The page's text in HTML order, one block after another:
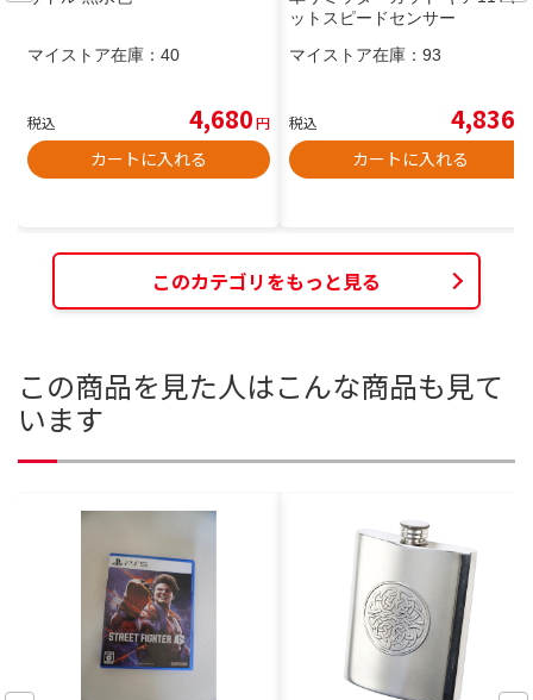
マイストア在庫： 40
税込 4,680円
カートに入れる
ットスピードセンサー
マイストア在庫： 93
税込 4,836
カートに入れる
このカテゴリをもっと見る
この商品を見た人はこんな商品も見て
います